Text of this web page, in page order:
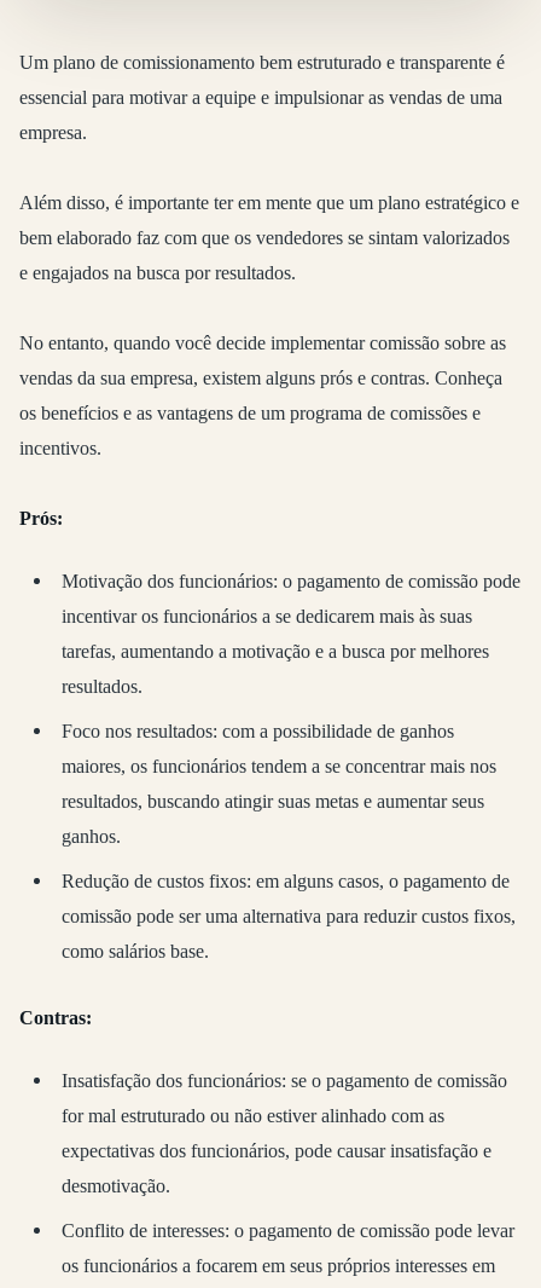
Um plano de comissionamento bem estruturado e transparente é
essencial para motivar a equipe e impulsionar as vendas de uma
empresa.
Além disso, é importante ter em mente que um plano estratégico e
bem elaborado faz com que os vendedores se sintam valorizados
e engajados na busca por resultados.
No entanto, quando você decide implementar comissão sobre as
vendas da sua empresa, existem alguns prós e contras. Conheça
os benefícios e as vantagens de um programa de comissões e
incentivos.
Prós:
Motivação dos funcionários: o pagamento de comissão pode
incentivar os funcionários a se dedicarem mais às suas
tarefas, aumentando a motivação e a busca por melhores
resultados.
Foco nos resultados: com a possibilidade de ganhos
maiores, os funcionários tendem a se concentrar mais nos
resultados, buscando atingir suas metas e aumentar seus
ganhos.
Redução de custos fixos: em alguns casos, o pagamento de
comissão pode ser uma alternativa para reduzir custos fixos,
como salários base.
Contras:
Insatisfação dos funcionários: se o pagamento de comissão
for mal estruturado ou não estiver alinhado com as
expectativas dos funcionários, pode causar insatisfação e
desmotivação.
Conflito de interesses: o pagamento de comissão pode levar
os funcionários a focarem em seus próprios interesses em